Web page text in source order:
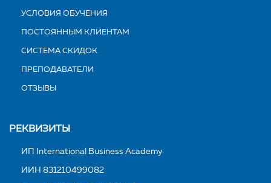
УСЛОВИЯ ОБУЧЕНИЯ
ПОСТОЯННЫМ КЛИЕНТАМ
СИСТЕМА СКИДОК
ПРЕПОДАВАТЕЛИ
ОТЗЫВЫ
РЕКВИЗИТЫ
ИП International Business Academy
ИИН 831210499082